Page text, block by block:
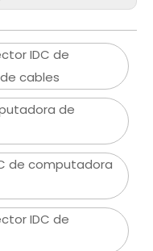
IDC de
cables
de
de computadora
IDC de